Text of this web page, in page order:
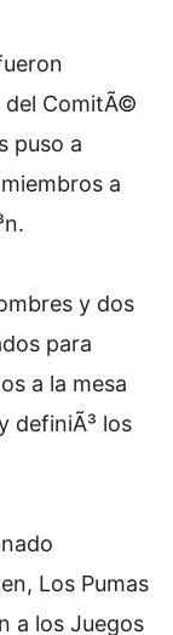
del ComitÃ©
puso a
a
y dos
para
a la mesa
definiÃ³ los
Los Pumas
a los Juegos